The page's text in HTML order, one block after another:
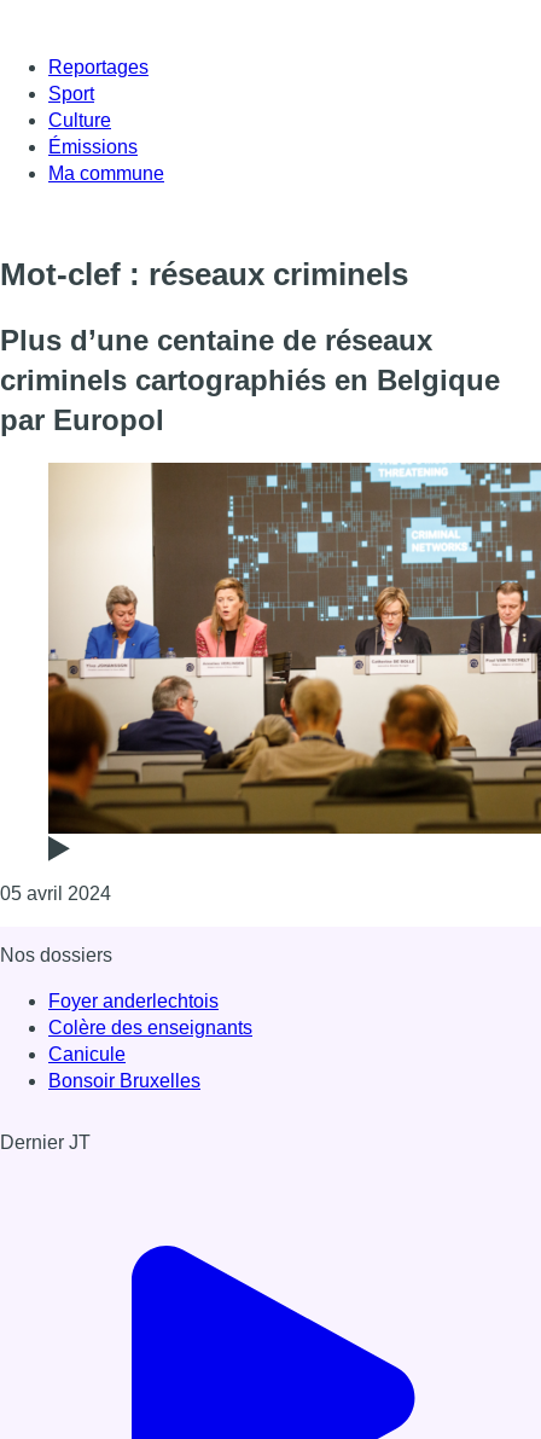
Reportages
Sport
Culture
Émissions
Ma commune
Mot-clef : réseaux criminels
Plus d’une centaine de réseaux
criminels cartographiés en Belgique
par Europol
05 avril 2024Consulter l'article "Plus d’une centaine de
Nos dossiers
Foyer anderlechtois
Colère des enseignants
Canicule
Bonsoir Bruxelles
Dernier JT